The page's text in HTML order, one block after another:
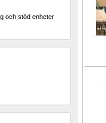
och stöd enheter